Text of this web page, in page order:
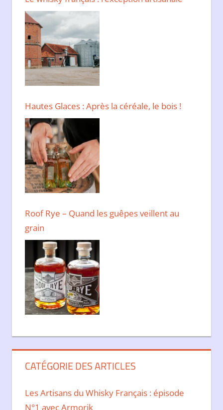
Hautes Glaces : Après la céréale, le bois !
Roof Rye – Quand les guêpes veillent au
grain
CATÉGORIE DES ARTICLES
Les Artisans du Whisky Français : épisode
N°1 avec Armorik